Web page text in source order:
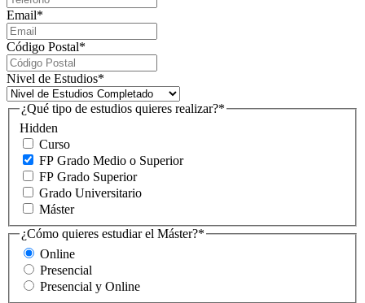
Email*
Código Postal*
Nivel de Estudios*
Hidden
¿Qué tipo de estudios quieres realizar?*
Curso
FP Grado Medio o Superior
FP Grado Superior
Grado Universitario
Máster
¿Cómo quieres estudiar el Máster?*
Online
Presencial
Presencial y Online